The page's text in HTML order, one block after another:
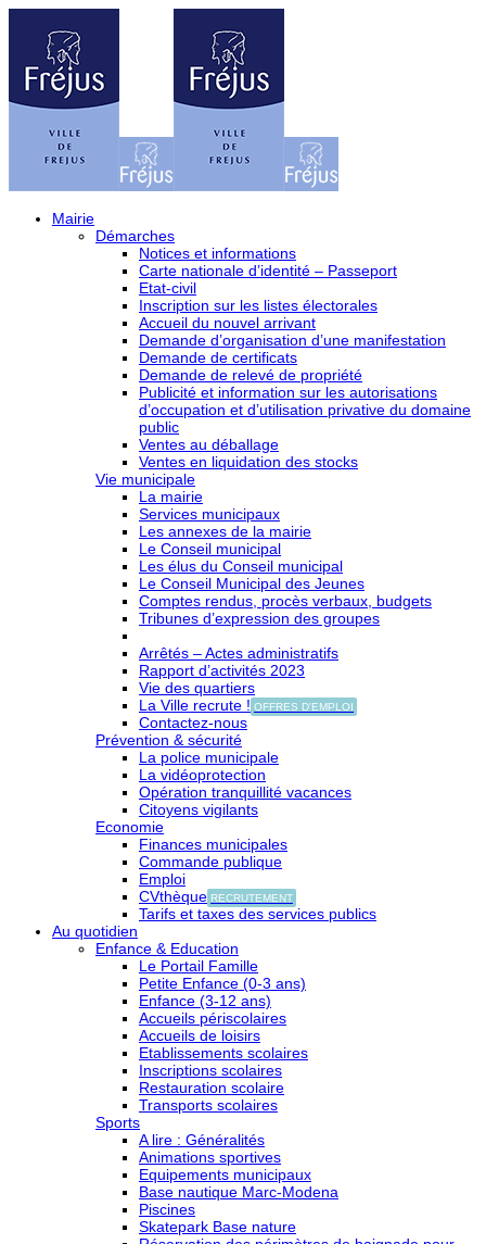
Mairie
Démarches
Notices et informations
Carte nationale d’identité – Passeport
Etat-civil
Inscription sur les listes électorales
Accueil du nouvel arrivant
Demande d’organisation d’une manifestation
Demande de certificats
Demande de relevé de propriété
Publicité et information sur les autorisations
d’occupation et d’utilisation privative du domaine
public
Ventes au déballage
Ventes en liquidation des stocks
Vie municipale
La mairie
Services municipaux
Les annexes de la mairie
Le Conseil municipal
Les élus du Conseil municipal
Le Conseil Municipal des Jeunes
Comptes rendus, procès verbaux, budgets
Tribunes d’expression des groupes
Arrêtés – Actes administratifs
Rapport d’activités 2023
Vie des quartiers
La Ville recrute ! OFFRES D'EMPLOI
Contactez-nous
Prévention & sécurité
La police municipale
La vidéoprotection
Opération tranquillité vacances
Citoyens vigilants
Economie
Finances municipales
Commande publique
Emploi
CVthèque RECRUTEMENT
Tarifs et taxes des services publics
Au quotidien
Enfance & Education
Le Portail Famille
Petite Enfance (0-3 ans)
Enfance (3-12 ans)
Accueils périscolaires
Accueils de loisirs
Etablissements scolaires
Inscriptions scolaires
Restauration scolaire
Transports scolaires
Sports
A lire : Généralités
Animations sportives
Equipements municipaux
Base nautique Marc-Modena
Piscines
Skatepark Base nature